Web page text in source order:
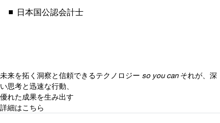
日本国公認会計士
未来を拓く洞察と信頼できるテクノロジー so you can それが、深
い思考と迅速な行動、
優れた成果を生み出す
詳細はこちら